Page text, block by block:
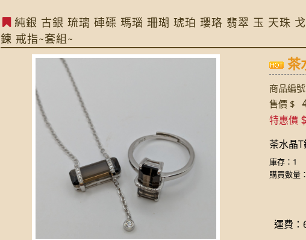
純銀 古銀 琉璃 硨磲 瑪瑙 珊瑚 琥珀 瓔珞 翡翠 玉 天珠
鍊 戒指~套組~
茶
商品編
售價 $
特惠價
茶水晶
庫存：1
購買數量：
運費：